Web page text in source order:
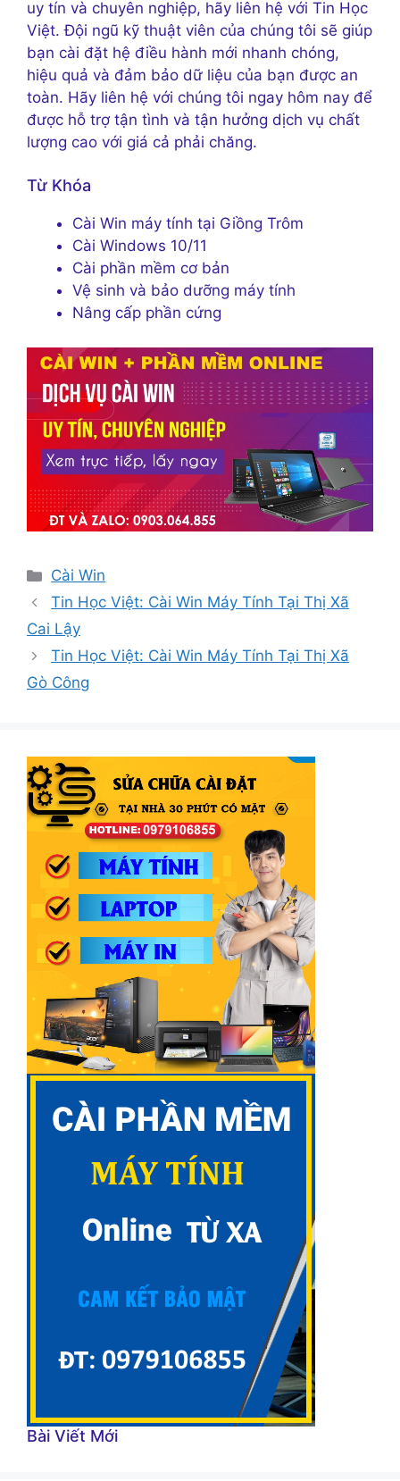
uy tín và chuyên nghiệp, hãy liên hệ với Tin Học
Việt. Đội ngũ kỹ thuật viên của chúng tôi sẽ giúp
bạn cài đặt hệ điều hành mới nhanh chóng,
hiệu quả và đảm bảo dữ liệu của bạn được an
toàn. Hãy liên hệ với chúng tôi ngay hôm nay để
được hỗ trợ tận tình và tận hưởng dịch vụ chất
lượng cao với giá cả phải chăng.
Từ Khóa
Cài Win máy tính tại Giồng Trôm
Cài Windows 10/11
Cài phần mềm cơ bản
Vệ sinh và bảo dưỡng máy tính
Nâng cấp phần cứng
Danh
mục
Cài Win
Tin Học Việt: Cài Win Máy Tính Tại Thị Xã
Cai Lậy
Tin Học Việt: Cài Win Máy Tính Tại Thị Xã
Gò Công
Bài Viết Mới